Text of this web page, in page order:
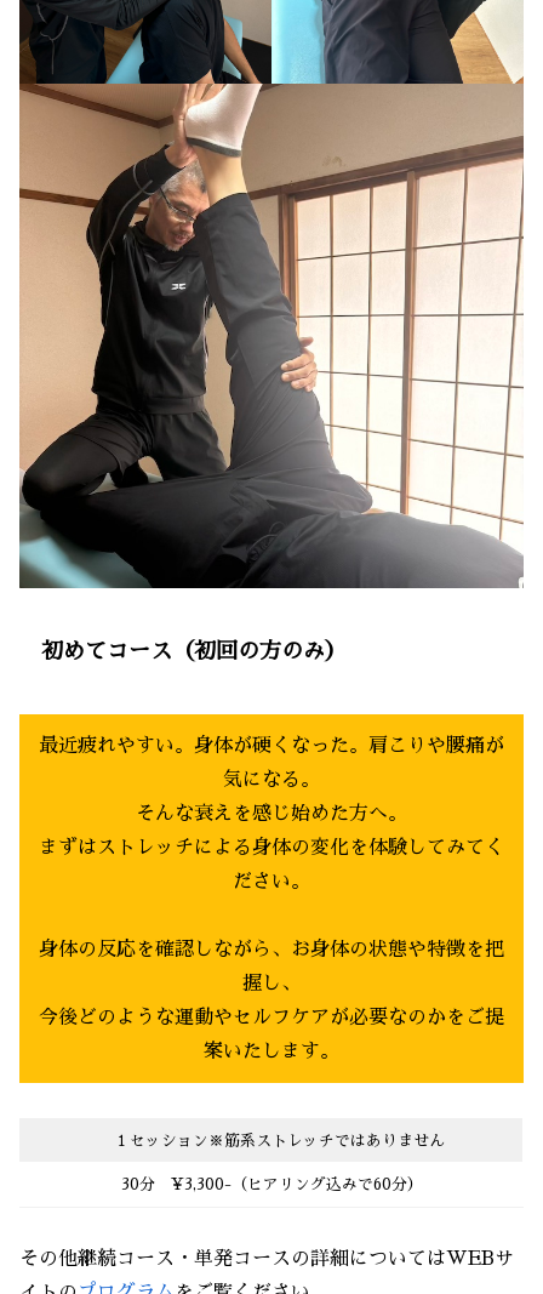
初めてコース（初回の方のみ）
最近疲れやすい。身体が硬くなった。肩こりや腰痛が
気になる。
そんな衰えを感じ始めた方へ。
まずはストレッチによる身体の変化を体験してみてく
ださい。
身体の反応を確認しながら、お身体の状態や特徴を把
握し、
今後どのような運動やセルフケアが必要なのかをご提
案いたします。
１セッション※筋系ストレッチではありません
30分 ¥3,300-（ヒアリング込みで60分）
その他継続コース・単発コースの詳細についてはWEBサ